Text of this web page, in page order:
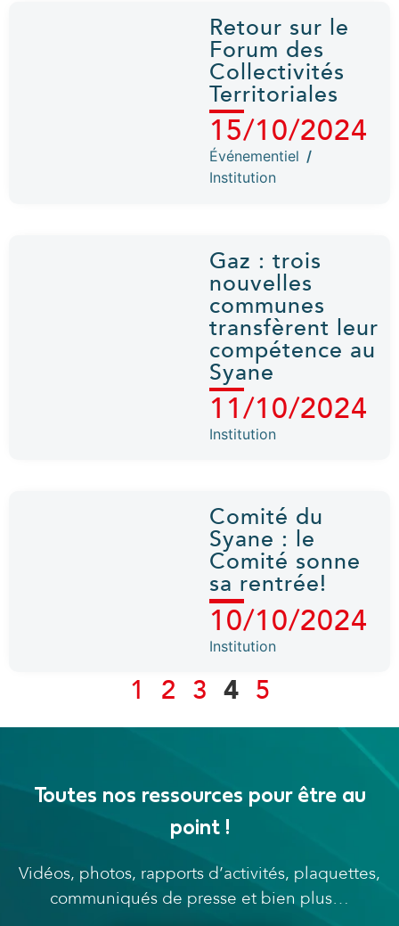
Retour sur le
Forum des
Collectivités
Territoriales
15/10/2024
Événementiel /
Institution
Gaz : trois
nouvelles
communes
transfèrent leur
compétence au
Syane
11/10/2024
Institution
Comité du
Syane : le
Comité sonne
sa rentrée!
10/10/2024
Institution
1 2 3 4 5
Toutes nos ressources pour être au
point !
Vidéos, photos, rapports d’activités, plaquettes,
communiqués de presse et bien plus…